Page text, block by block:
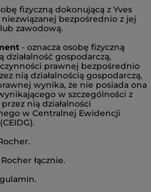
fizyczną dokonującą z Yves
bezpośrednio z jej
zawodową.
- oznacza osobę fizyczną
gospodarczą,
prawnej bezpośrednio
nią działalnością gospodarczą,
wynika, że nie posiada ona
w szczególności z
nią działalności
w Centralnej Ewidencji
łącznie.